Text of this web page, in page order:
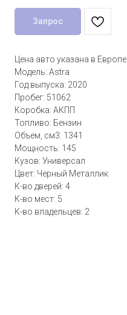
Запрос
Цена авто указана в Европе
Модель: Astra
Год выпуска: 2020
Пробег: 51062
Коробка: АКПП
Топливо: Бензин
Объем, см3: 1341
Мощность: 145
Кузов: Универсал
Цвет: Черный Металлик
К-во дверей: 4
К-во мест: 5
К-во владельцев: 2